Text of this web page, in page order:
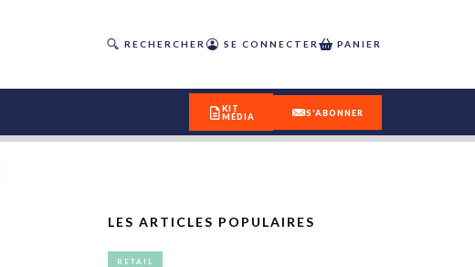
RECHERCHER SE CONNECTER PANIER
KIT
MÉDIA
S'ABONNER
LES ARTICLES POPULAIRES
RETAIL